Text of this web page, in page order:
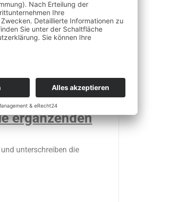
ergänzenden
unterschreiben die